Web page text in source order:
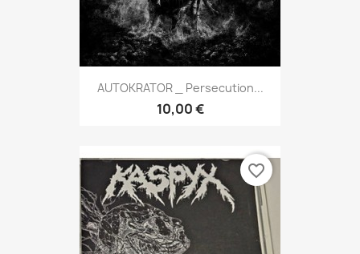
AUTOKRATOR _ Persecution...
10,00 €
favorite_border